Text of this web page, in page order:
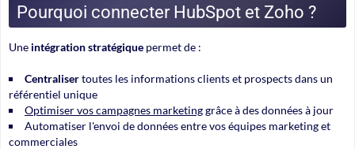
Pourquoi connecter HubSpot et Zoho ?
Une intégration stratégique permet de :
Centralisertoutes les informations clients et prospects dans un
référentiel unique
Optimiser vos campagnes marketinggrâce à des données à jour
Automatiser l'envoi de données entre vos équipes marketing et
commerciales